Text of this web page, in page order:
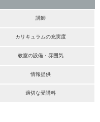
講師
カリキュラムの充実度
教室の設備・雰囲気
情報提供
適切な受講料